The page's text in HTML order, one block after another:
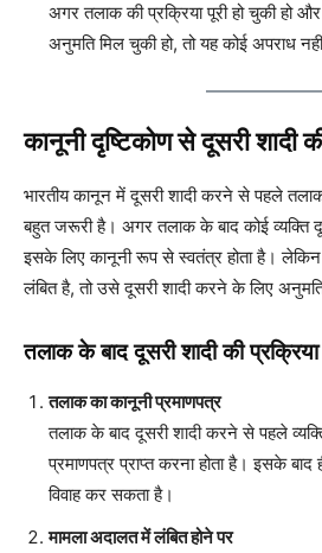
अगर तलाक की प्रक्रिया पूरी हो चुकी हो
अनुमति मिल चुकी हो, तो यह कोई अपराध नहीं
कानूनी दृष्टिकोण से दूसरी शादी
भारतीय कानून में दूसरी शादी करने से पहले तलाक
बहुत जरूरी है। अगर तलाक के बाद कोई व्यक्ति
इसके लिए कानूनी रूप से स्वतंत्र होता है।
लंबित है, तो उसे दूसरी शादी करने के लिए अनुमति
तलाक के बाद दूसरी शादी की प्रक्रिया
तलाक का कानूनी प्रमाणपत्र
तलाक के बाद दूसरी शादी करने से पहले
प्रमाणपत्र प्राप्त करना होता है। इसके बाद
विवाह कर सकता है।
मामला अदालत में लंबित होने पर